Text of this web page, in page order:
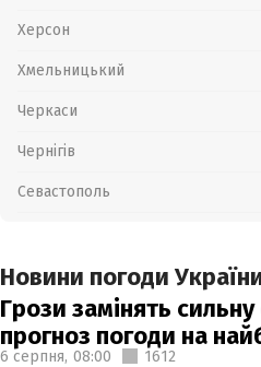
Херсон
Хмельницький
Черкаси
Чернігів
Севастополь
Новини погоди
Грози замінять
прогноз погоди на
6 серпня, 08:00 1612